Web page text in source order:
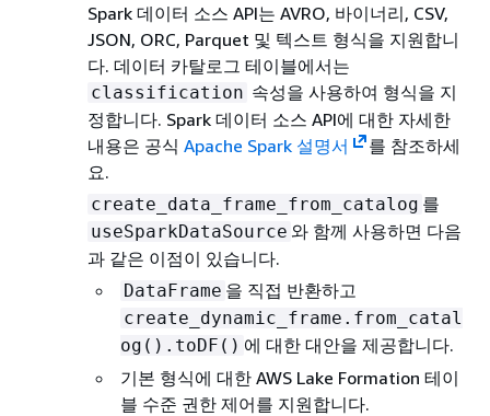
Spark 데이터 소스 API는 AVRO, 바이너리, CSV,
JSON, ORC, Parquet 및 텍스트 형식을 지원합니
다. 데이터 카탈로그 테이블에서는
classification 속성을 사용하여 형식을 지
정합니다. Spark 데이터 소스 API에 대한 자세한
내용은 공식 Apache Spark 설명서
를 참조하세
요.
create_data_frame_from_catalog 를
useSparkDataSource 와 함께 사용하면 다음
과 같은 이점이 있습니다.
DataFrame 을 직접 반환하고
create_dynamic_frame.from_catal
og().toDF() 에 대한 대안을 제공합니다.
기본 형식에 대한 AWS Lake Formation 테이
블 수준 권한 제어를 지원합니다.